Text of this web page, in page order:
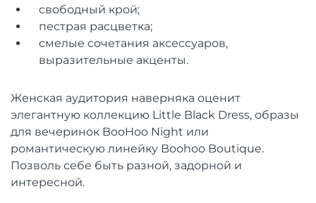
свободный крой;
пестрая расцветка;
смелые сочетания аксессуаров,
выразительные акценты.
Женская аудитория наверняка оценит
элегантную коллекцию Little Black Dress, образы
для вечеринок BooHoo Night или
романтическую линейку Boohoo Boutique.
Позволь себе быть разной, задорной и
интересной.